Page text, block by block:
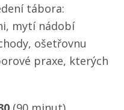
tábora:
mytí nádobí
ošetřovnu
praxe, kterých